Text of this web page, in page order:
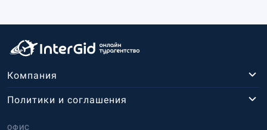
Компания
ОФИС
Политики и соглашения